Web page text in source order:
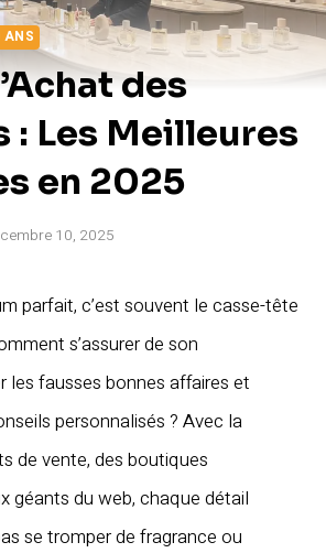
des
: Les Meilleures
en 2025
10, 2025
parfait, c’est souvent le casse-tête
s’assurer de son
les fausses bonnes affaires et
personnalisés ? Avec la
de vente, des boutiques
géants du web, chaque détail
se tromper de fragrance ou